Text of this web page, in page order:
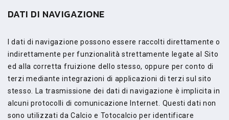
DATI DI NAVIGAZIONE
I dati di navigazione possono essere raccolti direttamente o
indirettamente per funzionalità strettamente legate al Sito
ed alla corretta fruizione dello stesso, oppure per conto di
terzi mediante integrazioni di applicazioni di terzi sul sito
stesso. La trasmissione dei dati di navigazione è implicita in
alcuni protocolli di comunicazione Internet. Questi dati non
sono utilizzati da Calcio e Totocalcio per identificare